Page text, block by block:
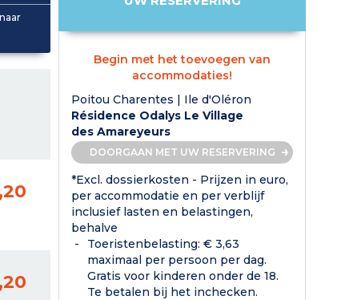
Begin met het toevoegen van
accommodaties!
Poitou Charentes | Ile d'Oléron
Résidence Odalys Le Village
des Amareyeurs
DOORGAAN MET UW RESERVERING
*Excl. dossierkosten - Prijzen in euro,
per accommodatie en per verblijf
inclusief lasten en belastingen,
behalve
Toeristenbelasting: € 3,63
maximaal per persoon per dag.
Gratis voor kinderen onder de 18.
Te betalen bij het inchecken.